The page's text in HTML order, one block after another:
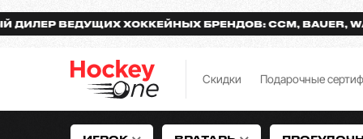
ВЕДУЩИХ ХОККЕЙНЫХ БРЕНДОВ: CCM, BAUER,
Скидки Подарочные